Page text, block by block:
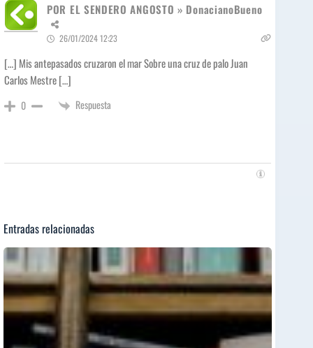
POR EL SENDERO ANGOSTO » DonacianoBueno
26/01/2024 12:23
[…] Mis antepasados cruzaron el mar Sobre una cruz de palo Juan
Carlos Mestre […]
0 Respuesta
Entradas relacionadas